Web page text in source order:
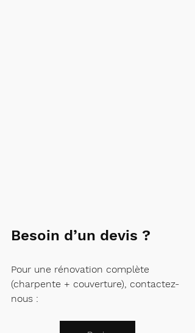
Besoin d’un devis ?
Pour une rénovation complète
(charpente + couverture), contactez-
nous :